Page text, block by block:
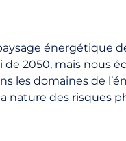
énergétique
2050, mais nous
les domaines de
nature des risques